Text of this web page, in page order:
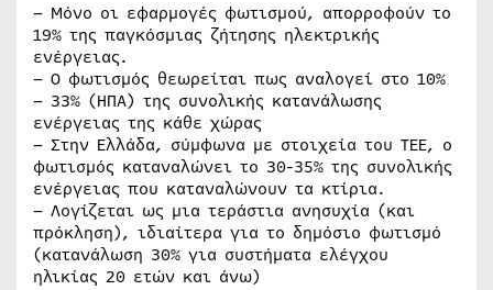
– Μόνο οι εφαρμογές φωτισμού, απορροφούν το
19% της παγκόσμιας ζήτησης ηλεκτρικής
ενέργειας.
– Ο φωτισμός θεωρείται πως αναλογεί στο 10%
– 33% (ΗΠΑ) της συνολικής κατανάλωσης
ενέργειας της κάθε χώρας
– Στην Ελλάδα, σύμφωνα με στοιχεία του ΤΕΕ, ο
φωτισμός καταναλώνει το 30-35% της συνολικής
ενέργειας που καταναλώνουν τα κτίρια.
– Λογίζεται ως μια τεράστια ανησυχία (και
πρόκληση), ιδιαίτερα για το δημόσιο φωτισμό
(κατανάλωση 30% για συστήματα ελέγχου
ηλικίας 20 ετών και άνω)